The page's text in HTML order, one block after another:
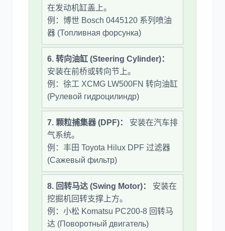
在发动机缸盖上。
例：博世 Bosch 0445120 系列喷油
器 (Топливная форсунка)
6. 转向油缸 (Steering Cylinder)：
安装在前桥或转向节上。
例：徐工 XCMG LW500FN 转向油缸
(Рулевой гидроцилиндр)
7. 颗粒捕集器 (DPF)：
安装在汽车排
气系统。
例：丰田 Toyota Hilux DPF 过滤器
(Сажевый фильтр)
8. 回转马达 (Swing Motor)：
安装在
挖掘机回转支撑上方。
例：小松 Komatsu PC200-8 回转马
达 (Поворотный двигатель)